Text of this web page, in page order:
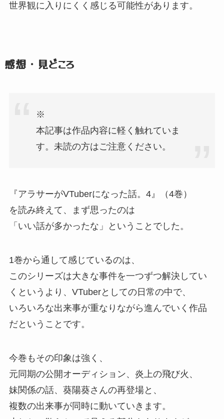
世界観に入りにくく感じる可能性があります。
感想・見どころ
※
本記事は作品内容に軽く触れていま
す。 未読の方はご注意ください。
『アラサーがVTuberになった話。 4』
（4巻）
を読み終えて、
まず思ったのは
「いい話が多かったな」
ということでした。
1巻から通して感じているのは、
このシリーズは大きな事件を一つずつ解決してい
くというより、 VTuberとしての日常の中で、
いろいろな出来事が重なりながら進んでいく作品
だということです。
今巻もその印象は強く、
元同期の公開オーディション、 炎上の飛び火、
妹関係の話、 葵陽葵さんの再登場と、
複数の出来事が同時に動いていきます。